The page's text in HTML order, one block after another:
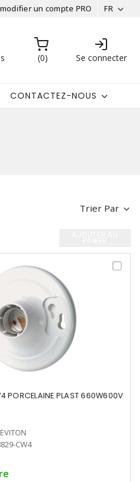
un compte PRO FR
0 Se connecter
CONTACTEZ-NOUS
Trier Par
PORCELAINE PLAST 660W600V
CW4